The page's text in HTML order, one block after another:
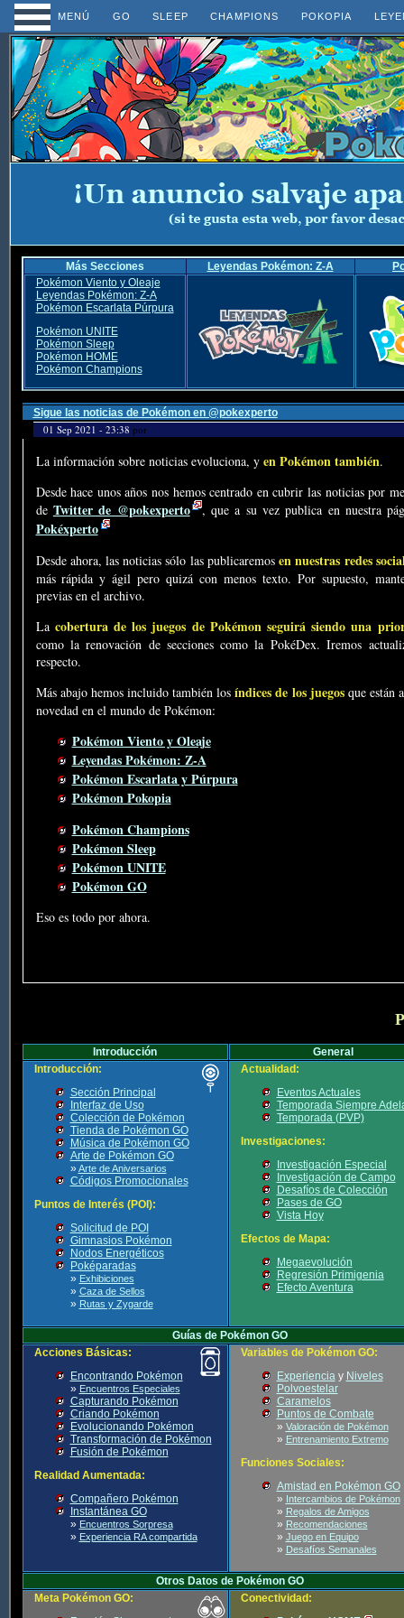
MENÚ GO SLEEP CHAMPIONS POKOPIA
Más Secciones Leyendas Pokémon: Z-A
Pokémon Viento y Oleaje
Leyendas Pokémon: Z-A
Pokémon Escarlata Púrpura
Pokémon UNITE
Pokémon Sleep
Pokémon HOME
Pokémon Champions
Sigue las noticias de Pokémon en @pokexperto
01 Sep 2021 - 23:38 por
La información sobre noticias evoluciona, y en Pokémon también.
Desde hace unos años nos hemos centrado en cubrir las noticias por
de Twitter de @pokexperto , que a su vez publica en nuestra
Pokéxperto
Desde ahora, las noticias sólo las publicaremosen nuestras redes
más rápida y ágil pero quizá con menos texto. Por supuesto,
previas en el archivo.
La cobertura de los juegos de Pokémon seguirá siendo una
como la renovación de secciones como la PokéDex. Iremos
respecto.
Más abajo hemos incluido también losíndices de los juegosque están
novedad en el mundo de Pokémon:
Pokémon Viento y Oleaje
Leyendas Pokémon: Z-A
Pokémon Escarlata y Púrpura
Pokémon Pokopia
Pokémon Champions
Pokémon Sleep
Pokémon UNITE
Pokémon GO
Eso es todo por ahora.
Introducción
General
Introducción:
Sección Principal
Interfaz de Uso
Colección de Pokémon
Tienda de Pokémon GO
Música de Pokémon GO
Arte de Pokémon GO
» Arte de Aniversarios
Códigos Promocionales
Puntos de Interés (POI):
Solicitud de POI
Gimnasios Pokémon
Nodos Energéticos
Poképaradas
» Exhibiciones
» Caza de Sellos
» Rutas y Zygarde
Actualidad:
Eventos Actuales
Temporada Siempre
Temporada (PVP)
Investigaciones:
Investigación Especial
Investigación de Campo
Desafíos de Colección
Pases de GO
Vista Hoy
Efectos de Mapa:
Megaevolución
Regresión Primigenia
Efecto Aventura
Guías de Pokémon GO
Acciones Básicas:
Encontrando Pokémon
» Encuentros Especiales
Capturando Pokémon
Criando Pokémon
Evolucionando Pokémon
Transformación de Pokémon
Fusión de Pokémon
Realidad Aumentada:
Compañero Pokémon
Instantánea GO
» Encuentros Sorpresa
» Experiencia RA compartida
Variables de Pokémon GO:
Experienciay Niveles
Polvoestelar
Caramelos
Puntos de Combate
» Valoración de Pokémon
» Entrenamiento Extremo
Funciones Sociales:
Amistad en Pokémon GO
» Intercambios de Pokémon
» Regalos de Amigos
» Recomendaciones
» Juego en Equipo
» Desafíos Semanales
Otros Datos de Pokémon GO
Meta Pokémon GO:
Conectividad: